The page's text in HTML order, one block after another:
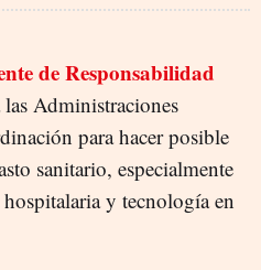
de Responsabilidad
Administraciones
para hacer posible
sanitario, especialmente
y tecnología en